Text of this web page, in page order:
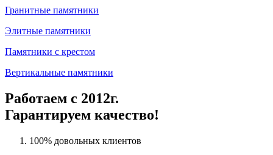
Гранитные памятники
Элитные памятники
Памятники с крестом
Вертикальные памятники
Работаем с 2012г.
Гарантируем качество!
100% довольных клиентов